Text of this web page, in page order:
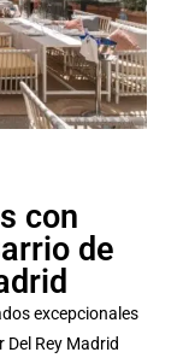
con
de
excepcionales
Rey Madrid